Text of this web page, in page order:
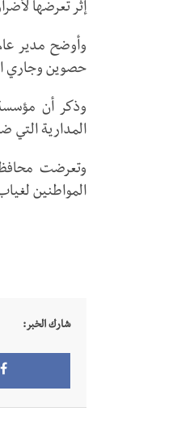
إثر تعرضها
وأوضح مدير
حصوين وجاري
وذكر أن
المدارية التي
وتعرضت
المواطنين
شارك الخبر: